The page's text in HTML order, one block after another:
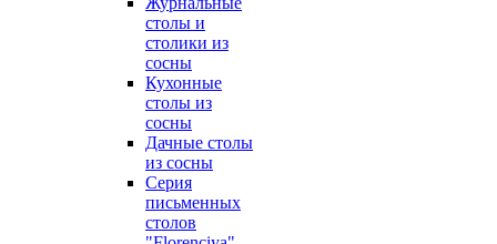
столы и
столики из
сосны
Кухонные
столы из
сосны
Дачные столы
из сосны
Серия
письменных
столов